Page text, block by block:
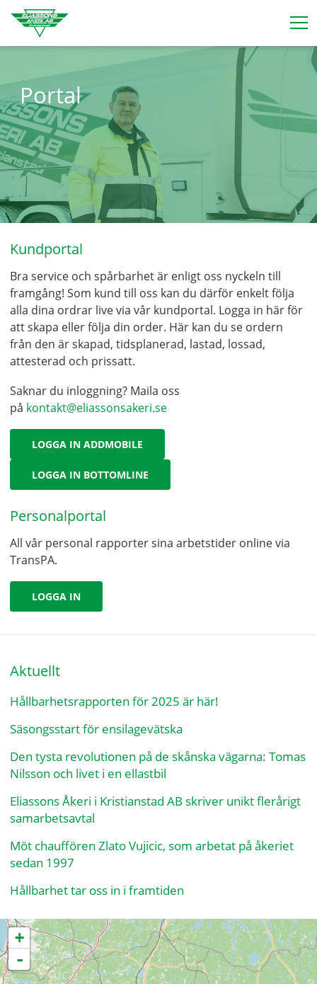
Portal
Kundportal
Bra service och spårbarhet är enligt oss nyckeln till
framgång! Som kund till oss kan du därför enkelt följa
alla dina ordrar live via vår kundportal. Logga in här för
att skapa eller följa din order. Här kan du se ordern
från den är skapad, tidsplanerad, lastad, lossad,
attesterad och prissatt.
Saknar du inloggning? Maila oss
på kontakt@eliassonsakeri.se
LOGGA IN ADDMOBILE
LOGGA IN BOTTOMLINE
Personalportal
All vår personal rapporter sina arbetstider online via
TransPA.
LOGGA IN
Aktuellt
Hållbarhetsrapporten för 2025 är här!
Säsongsstart för ensilagevätska
Den tysta revolutionen på de skånska vägarna: Tomas
Nilsson och livet i en ellastbil
Eliassons Åkeri i Kristianstad AB skriver unikt flerårigt
samarbetsavtal
Möt chauffören Zlato Vujicic, som arbetat på åkeriet
sedan 1997
Hållbarhet tar oss in i framtiden
+
-